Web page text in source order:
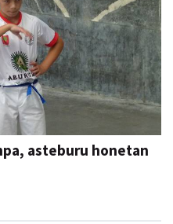
asteburu honetan